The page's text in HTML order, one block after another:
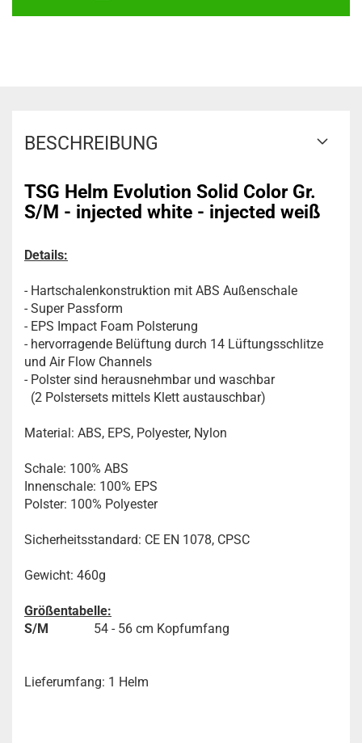
BESCHREIBUNG
TSG Helm Evolution Solid Color Gr.
S/M - injected white - injected weiß
Details:
- Hartschalenkonstruktion mit ABS Außenschale
- Super Passform
- EPS Impact Foam Polsterung
- hervorragende Belüftung durch 14 Lüftungsschlitze
und Air Flow Channels
- Polster sind herausnehmbar und waschbar
(2 Polstersets mittels Klett austauschbar)
Material: ABS, EPS, Polyester, Nylon
Schale: 100% ABS
Innenschale: 100% EPS
Polster: 100% Polyester
Sicherheitsstandard: CE EN 1078, CPSC
Gewicht: 460g
Größentabelle:
S/M
54 - 56 cm Kopfumfang
Lieferumfang: 1 Helm